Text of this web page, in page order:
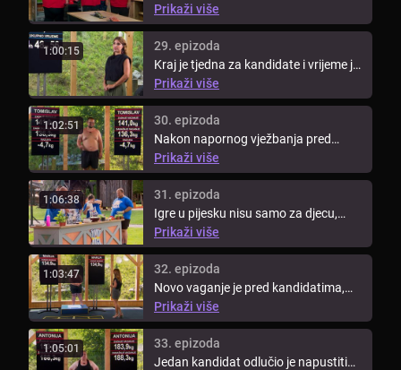
trenera. Koji tim će biti bolji i ...
Prikaži više
1:00:15
29. epizoda
Kraj je tjedna za kandidate i vrijeme je
za novo vaganje. Pogledajte ...
Prikaži više
1:02:51
30. epizoda
Nakon napornog vježbanja pred
kandidatima je nogometna zabava.
...
Prikaži više
1:06:38
31. epizoda
Igre u pijesku nisu samo za djecu,
kandidati novi izazov moraju ...
Prikaži više
1:03:47
32. epizoda
Novo vaganje je pred kandidatima,
tim koji izgubi mora odlučiti tko ...
Prikaži više
1:05:01
33. epizoda
Jedan kandidat odlučio je napustiti